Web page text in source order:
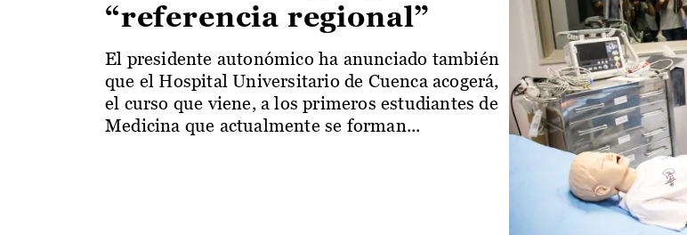
“referencia regional”
El presidente autonómico ha anunciado también
que el Hospital Universitario de Cuenca acogerá,
el curso que viene, a los primeros estudiantes de
Medicina que actualmente se forman...